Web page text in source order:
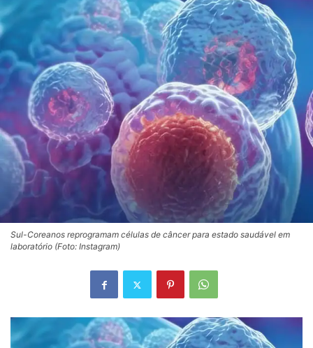
Sul-Coreanos reprogramam células de câncer para estado saudável em
laboratório (Foto: Instagram)